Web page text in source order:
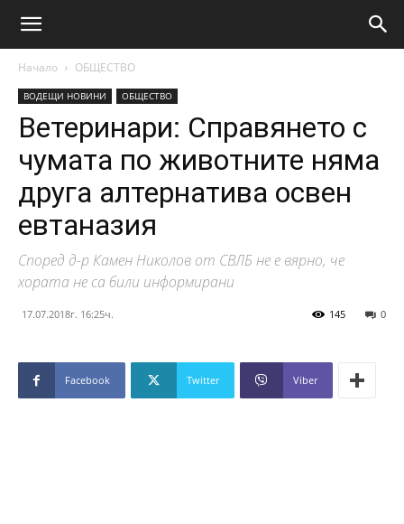
Начало ОБЩЕСТВО
ВОДЕЩИ НОВИНИ ОБЩЕСТВО
Ветеринари: Справянето с
чумата по животните няма
друга алтернатива освен
евтаназия
Според д-р Камен Николов от СВЛБ не е вярно, че
хората не са били информирани
17.07.2018г. 16:25ч. 0
145
Facebook Twitter Viber